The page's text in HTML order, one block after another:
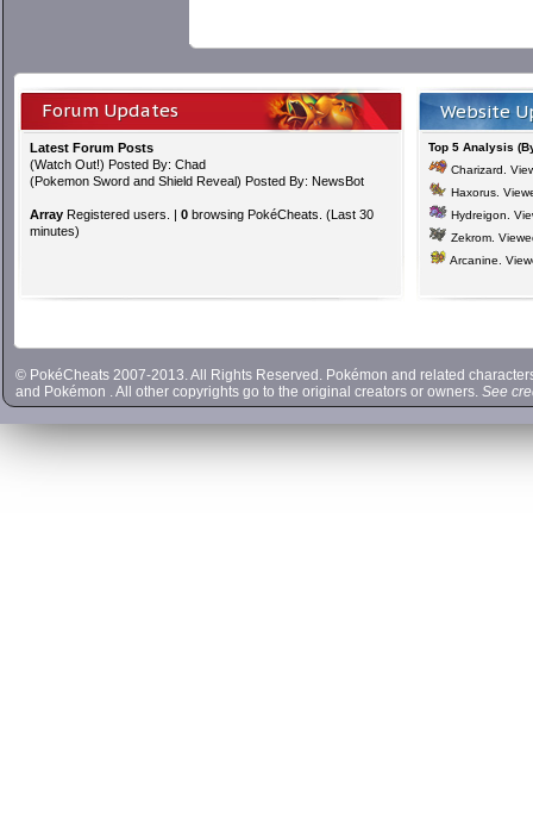
Forum Updates
Latest Forum Posts
(Watch Out!) Posted By: Chad
(Pokemon Sword and Shield Reveal) Posted By: NewsBot
ArrayRegistered users. | 0browsing PokéCheats. (Last 30
minutes)
Website
Top 5 Analysis
Charizard .
Haxorus.
Hydreigon .
Zekrom.
Arcanine .
© PokéCheats 2007-2013. All Rights Reserved. Pokémon and related
and Pokémon . All other copyrights go to the original creators or owners. See